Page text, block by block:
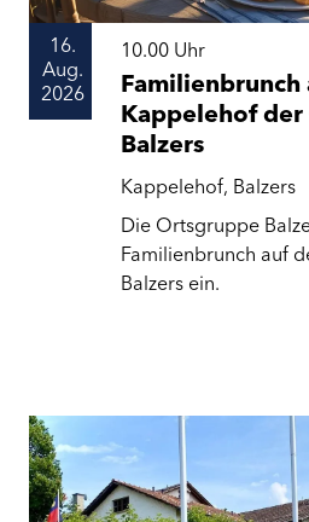
16.
Aug.
2026
10.00 Uhr
Familienbrunch
Kappelehof
Balzers
Kappelehof, Balzers
Die Ortsgruppe
Familienbrunch auf
Balzers ein.